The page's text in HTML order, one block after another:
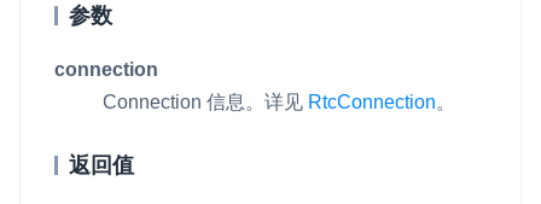
参数
connection
Connection 信息。详见 RtcConnection。
返回值